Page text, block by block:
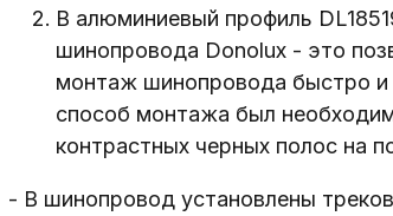
В алюминиевый профиль
шинопровода Donolux - это
монтаж шинопровода быстро и
способ монтажа был
контрастных черных полос на
- В шинопровод установлены